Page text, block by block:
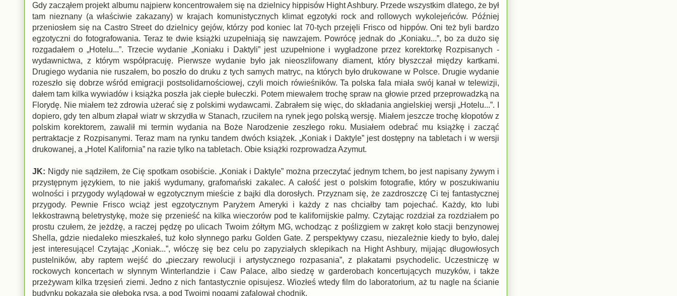
Gdy zacząłem projekt albumu najpierw koncentrowałem się na dzielnicy hippisów Hight Ashbury. Przede wszystkim dlatego, że był
tam nieznany (a właściwie zakazany) w krajach komunistycznych klimat egzotyki rock and rollowych wykolejeńców. Później
przeniosłem się na Castro Street do dzielnicy gejów, którzy pod koniec lat 70-tych przejęli Frisco od hippów. Oni też byli bardzo
egzotyczni do fotografowania. Teraz te dwie książki uzupełniają się nawzajem. Powrócę jednak do „Koniaku...”, bo za dużo się
rozgadałem o „Hotelu...”. Trzecie wydanie „Koniaku i Daktyli” jest uzupełnione i wygładzone przez korektorkę Rozpisanych -
wydawnictwa, z którym współpracuję. Pierwsze wydanie było jak nieoszlifowany diament, który błyszczał między kartkami.
Drugiego wydania nie ruszałem, bo poszło do druku z tych samych matryc, na których było drukowane w Polsce. Drugie wydanie
rozeszło się dobrze wśród emigracji postsolidarnościowej, czyli moich rówieśników. Ta polska fala miała swój kanał w telewizji,
dałem tam kilka wywiadów i książka poszła jak ciepłe bułeczki. Potem miewałem trochę spraw na głowie przed przeprowadzką na
Florydę. Nie miałem też zdrowia użerać się z polskimi wydawcami. Zabrałem się więc, do składania angielskiej wersji „Hotelu...”. I
dopiero, gdy ten album złapał wiatr w skrzydła w Stanach, rzuciłem na rynek jego polską wersję. Miałem jeszcze trochę kłopotów z
polskim korektorem, zawalił mi termin wydania na Boże Narodzenie zeszłego roku. Musiałem odebrać mu książkę i zacząć
pertraktacje z Rozpisanymi. Teraz mam na rynku tandem dwóch książek. „Koniak i Daktyle” jest dostępny na tabletach i w wersji
drukowanej, a „Hotel Kalifornia” na razie tylko na tabletach. Obie książki rozprowadza Azymut.
JK: Nigdy nie sądziłem, że Cię spotkam osobiście. „Koniak i Daktyle” można przeczytać jednym tchem, bo jest napisany żywym i
przystępnym językiem, to nie jakiś wydumany, grafomański zakalec. A całość jest o polskim fotografie, który w poszukiwaniu
wolności i przygody wylądował w egzotycznym mieście z bajki dla dorosłych. Przyznam się, że zazdroszczę Ci tej fantastycznej
przygody. Pewnie Frisco wciąż jest egzotycznym Paryżem Ameryki i każdy z nas chciałby tam pojechać. Każdy, kto lubi
lekkostrawną beletrystykę, może się przenieść na kilka wieczorów pod te kalifornijskie palmy. Czytając rozdział za rozdziałem po
prostu czułem, że jeżdżę, a raczej pędzę po ulicach Twoim żółtym MG, wchodząc z poślizgiem w zakręt koło stacji benzynowej
Shella, gdzie niedaleko mieszkałeś, tuż koło słynnego parku Golden Gate. Z perspektywy czasu, niezależnie kiedy to było, dalej
jest interesujące! Czytając „Koniak...”, włóczę się bez celu po zapyziałych sklepikach na Hight Ashbury, mijając długowłosych
pustelników, aby raptem wejść do „pieczary rewolucji i artystycznego rozpasania”, z plakatami psychodelic. Uczestniczę w
rockowych koncertach w słynnym Winterlandzie i Caw Palace, albo siedzę w garderobach koncertujących muzyków, i także
przeżywam kilka trzęsień ziemi. Jedno z nich fantastycznie opisujesz. Wiozłeś wtedy film do laboratorium, aż tu nagle na ścianie
budynku pokazała się głęboka rysa, a pod Twoimi nogami zafalował chodnik.